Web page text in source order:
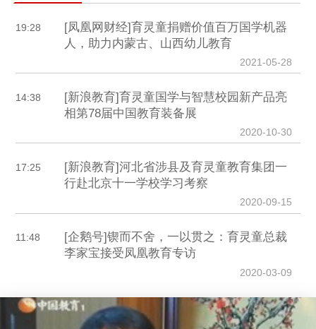
19:28
[凤凰网财经]育灵童捐赠价值百万国学机器
人，助力内蒙古、山西幼儿教育
2021-05-28
14:38
[新浪教育]育灵童国学与智慧校园新产品亮
相第78届中国教育装备展
2020-10-30
17:25
[新浪教育]河北省涉县及育灵童教育集团一
行赴北京十一学校学习考察
2020-09-15
11:48
[企鹅号]锲而不舍，一以贯之：育灵童总裁
李家宝接受凤凰教育专访
2020-03-09